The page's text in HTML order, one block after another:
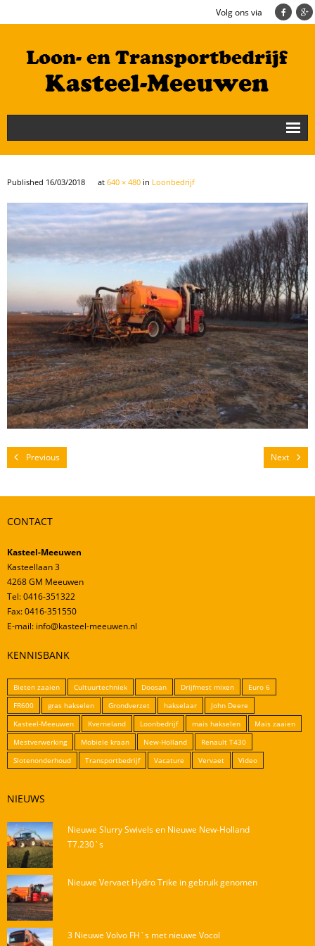
Volg ons via
Nieuws
Loonbedrijf
Transportbedrijf
Cultuurtechniek/Grondwerk
Geschiedenis
Mestverwerking
Video’s
Published 16/03/2018 at 640 × 480 in Loonbedrijf
Previous Next
CONTACT
Kasteel-Meeuwen
Kasteellaan 3
4268 GM Meeuwen
Tel: 0416-351322
Fax: 0416-351550
E-mail: info@kasteel-meeuwen.nl
KENNISBANK
Bieten zaaien Cultuurtechniek Doosan Drijfmest mixen
Euro 6
FR600
gras hakselen Grondverzet hakselaar
John Deere
Kasteel-Meeuwen
Kverneland Loonbedrijf mais hakselen
Mais zaaien
Mestverwerking
Mobiele kraan New-Holland
Renault T430
Slotenonderhoud
Transportbedrijf Vacature Vervaet Video
NIEUWS
Nieuwe Slurry Swivels en Nieuwe New-Holland
T7.230`s
Nieuwe Vervaet Hydro Trike in gebruik genomen
3 Nieuwe Volvo FH`s met nieuwe Vocol